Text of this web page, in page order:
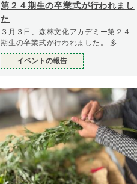
第２４期生の卒業式が行われまし
た
３月３日、森林文化アカデミー第２４
期生の卒業式が行われました。 多
イベントの報告